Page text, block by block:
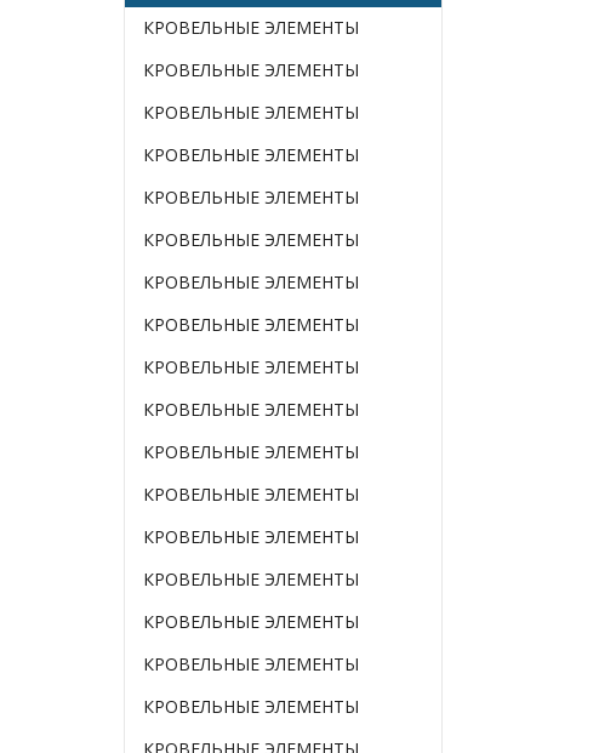
КРОВЕЛЬНЫЕ ЭЛЕМЕНТЫ
КРОВЕЛЬНЫЕ ЭЛЕМЕНТЫ
КРОВЕЛЬНЫЕ ЭЛЕМЕНТЫ
КРОВЕЛЬНЫЕ ЭЛЕМЕНТЫ
КРОВЕЛЬНЫЕ ЭЛЕМЕНТЫ
КРОВЕЛЬНЫЕ ЭЛЕМЕНТЫ
КРОВЕЛЬНЫЕ ЭЛЕМЕНТЫ
КРОВЕЛЬНЫЕ ЭЛЕМЕНТЫ
КРОВЕЛЬНЫЕ ЭЛЕМЕНТЫ
КРОВЕЛЬНЫЕ ЭЛЕМЕНТЫ
КРОВЕЛЬНЫЕ ЭЛЕМЕНТЫ
КРОВЕЛЬНЫЕ ЭЛЕМЕНТЫ
КРОВЕЛЬНЫЕ ЭЛЕМЕНТЫ
КРОВЕЛЬНЫЕ ЭЛЕМЕНТЫ
КРОВЕЛЬНЫЕ ЭЛЕМЕНТЫ
КРОВЕЛЬНЫЕ ЭЛЕМЕНТЫ
КРОВЕЛЬНЫЕ ЭЛЕМЕНТЫ